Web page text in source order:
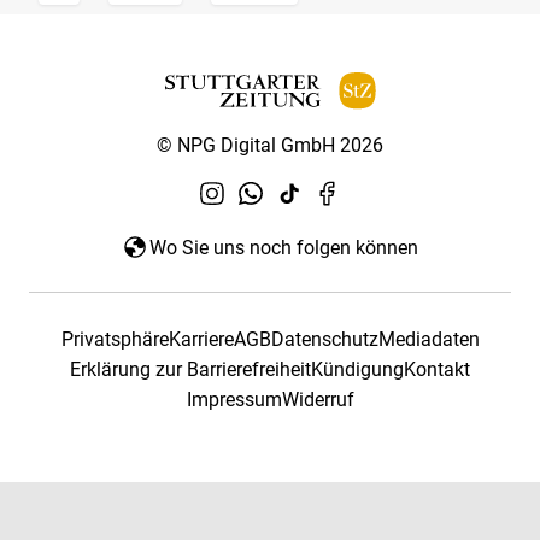
© NPG Digital GmbH 2026
Wo Sie uns noch folgen können
PrivatsphäreKarriereAGBDatenschutzMediadaten
Erklärung zur BarrierefreiheitKündigungKontakt
ImpressumWiderruf